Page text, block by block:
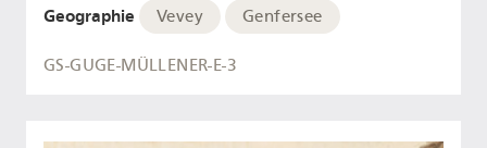
Geographie Vevey Genfersee
GS-GUGE-MÜLLENER-E-3